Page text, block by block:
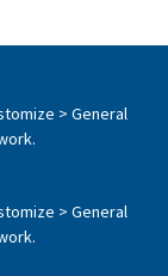
> General
> General